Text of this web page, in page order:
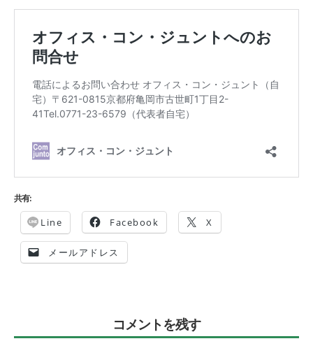
共有:
Line Facebook X
メールアドレス
コメントを残す